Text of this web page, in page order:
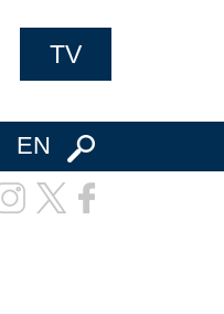
TV
EN